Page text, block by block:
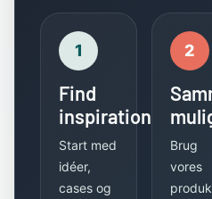
1
Find
inspiration
Start med
idéer,
cases og
2
Brug
vores